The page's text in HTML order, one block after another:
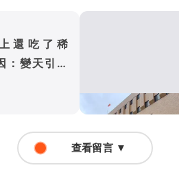
還吃了稀
變天引發
查看留言 ▼